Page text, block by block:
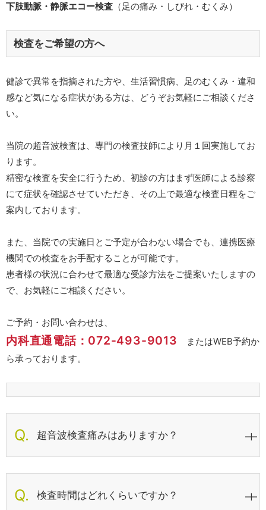
下肢動脈・静脈エコー検査 （足の痛み・しびれ・むくみ）
検査をご希望の方へ
健診で異常を指摘された方や、生活習慣病、足のむくみ・違和
感など気になる症状がある方は、どうぞお気軽にご相談くださ
い。
当院の超音波検査は、専門の検査技師により月１回実施してお
ります。
精密な検査を安全に行うため、初診の方はまず医師による診察
にて症状を確認させていただき、その上で最適な検査日程をご
案内しております。
また、当院での実施日とご予定が合わない場合でも、連携医療
機関での検査をお手配することが可能です。
患者様の状況に合わせて最適な受診方法をご提案いたしますの
で、お気軽にご相談ください。
ご予約・お問い合わせは、
内科直通電話：072-493-9013 またはWEB予約か
ら承っております。
超音波検査痛みはありますか？
検査時間はどれくらいですか？